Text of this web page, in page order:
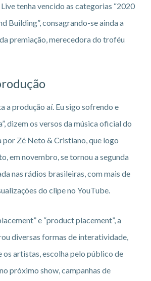
tenha vencido as categorias “2020
Building”, consagrando-se ainda a
premiação, merecedora do troféu
a produção aí. Eu sigo sofrendo e
dizem os versos da música oficial do
Zé Neto & Cristiano, que logo
em novembro, se tornou a segunda
nas rádios brasileiras, com mais de
do clipe no YouTube.
e “product placement”, a
diversas formas de interatividade,
os artistas, escolha pelo público de
próximo show, campanhas de